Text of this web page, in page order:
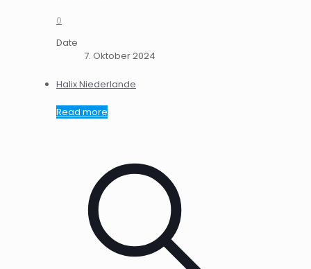
0
Date
7. Oktober 2024
Halix Niederlande
Read more